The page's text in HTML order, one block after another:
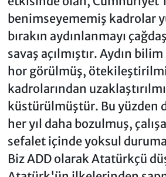
benimseyememiş kadrolar
bırakın aydınlanmayı
savaş açılmıştır. Aydın
hor görülmüş,
kadrolarından
küstürülmüştür. Bu yüzden
her yıl daha bozulmuş,
sefalet içinde yoksul
Biz ADD olarak Atatürkçü